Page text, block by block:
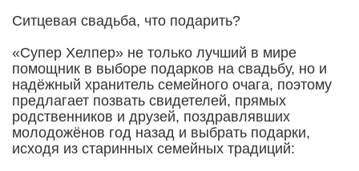
Ситцевая свадьба, что подарить?
«Супер Хелпер» не только лучший в мире
помощник в выборе подарков на свадьбу, но и
надёжный хранитель семейного очага, поэтому
предлагает позвать свидетелей, прямых
родственников и друзей, поздравлявших
молодожёнов год назад и выбрать подарки,
исходя из старинных семейных традиций: